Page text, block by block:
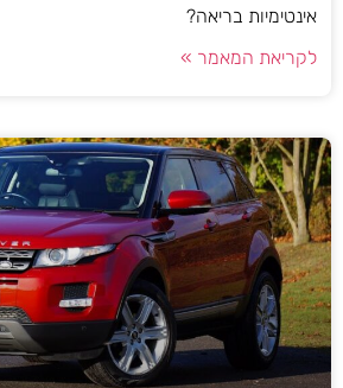
אינטימיות בריאה?
לקריאת המאמר »